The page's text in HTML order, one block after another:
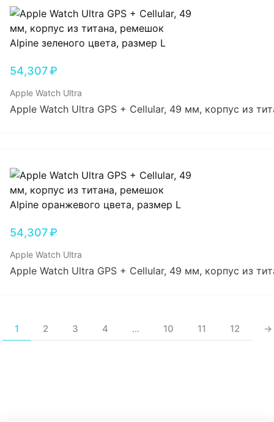
54,307₽
Apple Watch Ultra
Apple Watch Ultra GPS + Cellular, 49 мм, корпус из
54,307₽
Apple Watch Ultra
Apple Watch Ultra GPS + Cellular, 49 мм, корпус из
1 2 3 4 … 10 11 12 →